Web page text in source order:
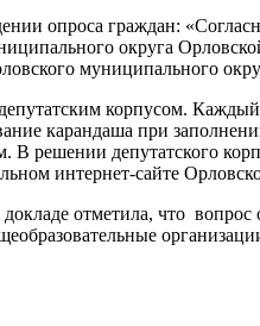
опроса граждан:
округа
муниципального
корпусом.
карандаша при
решении депутатского
интернет-сайте
отметила, что вопрос